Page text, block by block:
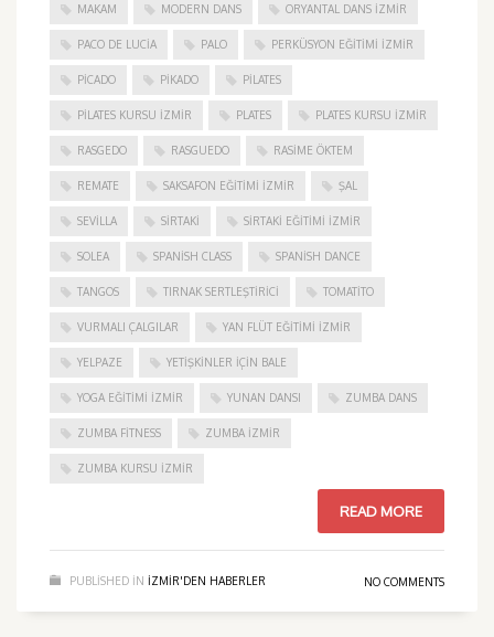
MAKAM MODERN DANS ORYANTAL DANS İZMIR
PACO DE LUCIA PALO PERKÜSYON EĞITIMI İZMIR
PICADO PIKADO PILATES
PILATES KURSU İZMIR PLATES PLATES KURSU İZMIR
RASGEDO RASGUEDO RASIME ÖKTEM
REMATE SAKSAFON EĞITIMI İZMIR ŞAL
SEVILLA SIRTAKI SIRTAKI EĞITIMI İZMIR
SOLEA SPANISH CLASS SPANISH DANCE
TANGOS TIRNAK SERTLEŞTIRICI TOMATITO
VURMALI ÇALGILAR YAN FLÜT EĞITIMI İZMIR
YELPAZE YETIŞKINLER IÇIN BALE
YOGA EĞITIMI İZMIR YUNAN DANSI ZUMBA DANS
ZUMBA FITNESS ZUMBA İZMIR
ZUMBA KURSU İZMIR
READ MORE
PUBLISHED IN IZMIR'DEN HABERLER NO COMMENTS